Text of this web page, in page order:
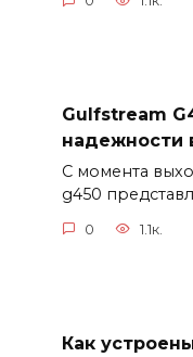
Gulfstream
надежности
С момента
g450
0 1.1к.
Как